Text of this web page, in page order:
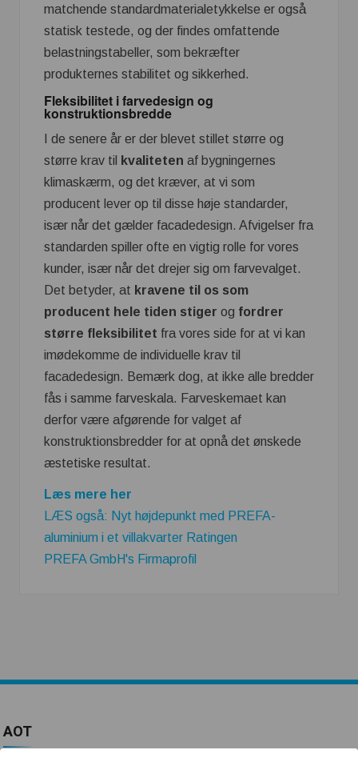
matchende standardmaterialetykkelse er også
statisk testede, og der findes omfattende
belastningstabeller, som bekræfter
produkternes stabilitet og sikkerhed.
Fleksibilitet i farvedesign og
konstruktionsbredde
I de senere år er der blevet stillet større og
større krav til
kvaliteten af bygningernes
klimaskærm, og det kræver, at vi som
producent lever op til disse høje standarder,
især når det gælder facadedesign. Afvigelser fra
standarden spiller ofte en vigtig rolle for vores
kunder, især når det drejer sig om farvevalget.
Det betyder, at kravene til os som
producent hele tiden stiger og fordrer
større fleksibilitet fra vores side for at vi kan
imødekomme de individuelle krav til
facadedesign. Bemærk dog, at ikke alle bredder
fås i samme farveskala. Farveskemaet kan
derfor være afgørende for valget af
konstruktionsbredder for at opnå det ønskede
æstetiske resultat.
Læs mere her
LÆS også: Nyt højdepunkt med PREFA-
aluminium i et villakvarter Ratingen
PREFA GmbH's Firmaprofil
AOT